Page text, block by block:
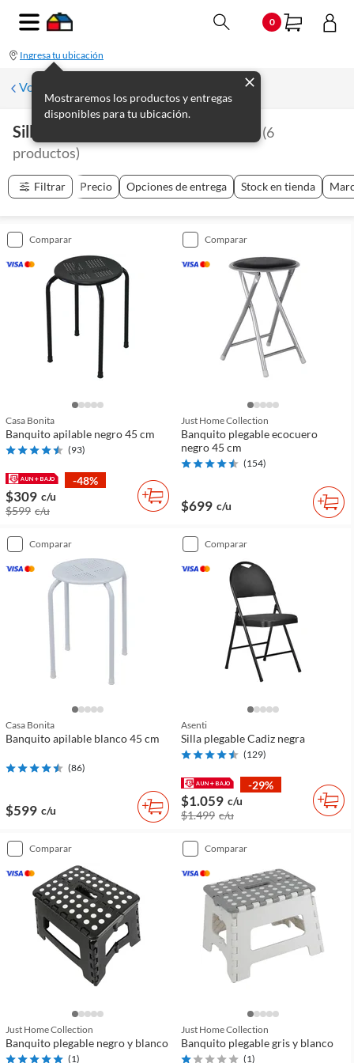
0
Ingresa tu ubicación
Mostraremos los productos y entregas
disponibles para tu ubicación.
Volver a Muebles de comedor
Sillas Y Bancos Plegables Interiores (6
productos)
Filtrar Precio Opciones de entrega Stock en tienda
comparar
Casa Bonita
Banquito apilable negro 45 cm
(93)
-48%
$309 c/u
$599 c/u
comparar
Just Home Collection
Banquito plegable ecocuero
negro 45 cm
(154)
$699 c/u
comparar
Casa Bonita
Banquito apilable blanco 45 cm
(86)
$599 c/u
comparar
Asenti
Silla plegable Cadiz negra
(129)
-29%
$1.059 c/u
$1.499 c/u
comparar
Just Home Collection
Banquito plegable negro y blanco
(1)
comparar
Just Home Collection
Banquito plegable gris y blanco
(1)